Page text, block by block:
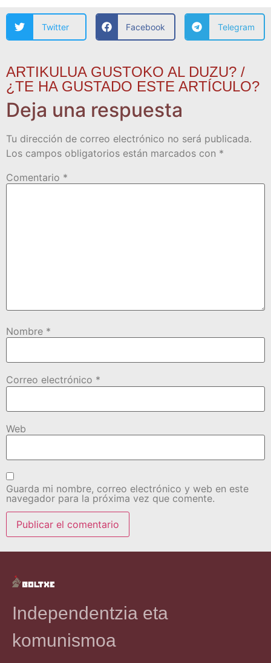
Twitter Facebook Telegram
ARTIKULUA GUSTOKO AL DUZU? /
¿TE HA GUSTADO ESTE ARTÍCULO?
Deja una respuesta
Tu dirección de correo electrónico no será publicada.
Los campos obligatorios están marcados con *
Comentario *
Nombre *
Correo electrónico *
Web
Guarda mi nombre, correo electrónico y web en este
navegador para la próxima vez que comente.
Independentzia eta
komunismoa